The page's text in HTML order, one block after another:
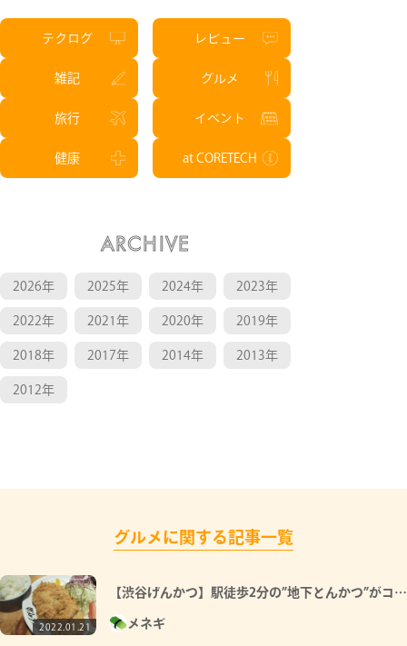
テクログ レビュー
雑記 グルメ
旅行 イベント
健康 at CORETECH
ARCHIVE
2026年 2025年 2024年 2023年
2022年 2021年 2020年 2019年
2018年 2017年 2014年 2013年
2012年
グルメに関する記事一覧
2022.01.21
【渋谷げんかつ】駅徒歩2分の”地下とんかつ”がコス
パ最高過ぎた
メネギ